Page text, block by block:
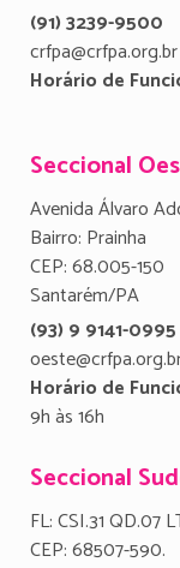
(91) 3239-9500
crfpa@crfpa.org.br
Horário de
Seccional
Avenida Álvaro
Bairro: Prainha
CEP: 68.005-150
Santarém/PA
(93) 9 9141-0995
Horário de
9h às 16h
Seccional
FL: CSI.31 QD.07
CEP: 68507-590.